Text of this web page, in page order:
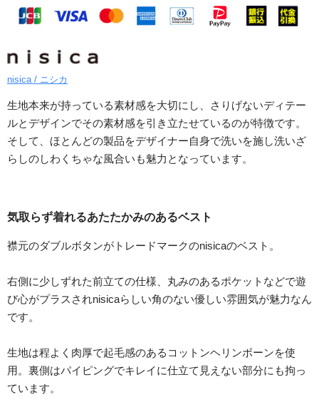
nisica / ニシカ
生地本来が持っている素材感を大切にし、さりげないディテー
ルとデザインでその素材感を引き立たせているのが特徴です。
そして、ほとんどの製品をデザイナー自身で洗いを施し洗いざ
らしのしわくちゃな風合いも魅力となっています。
気取らず着れるあたたかみのあるベスト
襟元のダブルボタンがトレードマークのnisicaのベスト。
右側に少しずれた前立ての仕様、丸みのあるポケットなどで遊
び心がプラスされnisicaらしい角のない優しい雰囲気が魅力なん
です。
生地は程よく肉厚で起毛感のあるコットンヘリンボーンを使
用。裏側はパイピングでキレイに仕立て見えない部分にも拘っ
ています。